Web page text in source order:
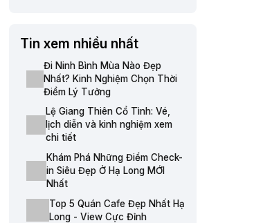
Tin xem nhiều nhất
Đi Ninh Bình Mùa Nào Đẹp
Nhất? Kinh Nghiệm Chọn Thời
Điểm Lý Tưởng
Lệ Giang Thiên Cổ Tình: Vé,
lịch diễn và kinh nghiệm xem
chi tiết
Khám Phá Những Điểm Check-
in Siêu Đẹp Ở Hạ Long MỚI
Nhất
Top 5 Quán Cafe Đẹp Nhất Hạ
Long - View Cực Đỉnh